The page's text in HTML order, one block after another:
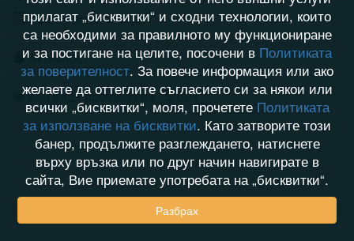
Хронология на игри
Активност
Кой видя профила на _STAR_
прилагат „бисквитки“ и сходни технологии, които
са необходими за правилното му функциониране
и за постигане на целите, посочени в Политиката
за поверителност. За повече информация или ако
желаете да оттеглите съгласието си за някои или
всички „бисквитки“, моля, прочетете Политиката
за използване на бисквитки. Като затворите този
банер, продължите разглеждането, натиснете
върху връзка или по друг начин навигирате в
сайта, Вие приемате употребата на „бисквитки“.
Разбрах